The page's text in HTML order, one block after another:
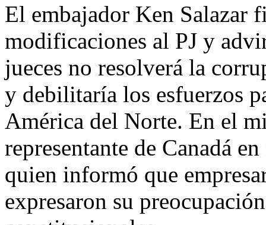
El embajador Ken Salazar
modificaciones al PJ y
jueces no resolverá la
y debilitaría los esfuerzos
América del Norte. En el
representante de Canadá
quien informó que
expresaron su